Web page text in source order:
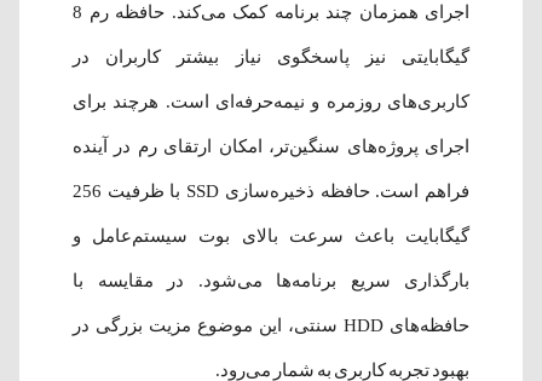
اجرای همزمان چند برنامه کمک می‌کند. حافظه رم 8
گیگابایتی نیز پاسخگوی نیاز بیشتر کاربران در
کاربری‌های روزمره و نیمه‌حرفه‌ای است. هرچند برای
اجرای پروژه‌های سنگین‌تر، امکان ارتقای رم در آینده
فراهم است. حافظه ذخیره‌سازی SSD با ظرفیت 256
گیگابایت باعث سرعت بالای بوت سیستم‌عامل و
بارگذاری سریع برنامه‌ها می‌شود. در مقایسه با
حافظه‌های HDD سنتی، این موضوع مزیت بزرگی در
بهبود تجربه کاربری به شمار می‌رود.